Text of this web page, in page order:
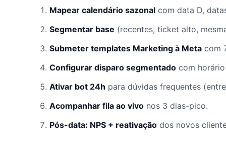
Mapear calendário sazonal com data D,
Segmentar base (recentes, ticket alto,
Submeter templates Marketing à Meta com
Configurar disparo segmentado com
Ativar bot 24h para dúvidas frequentes
Acompanhar fila ao vivo nos 3 dias-pico.
Pós-data: NPS + reativação dos novos